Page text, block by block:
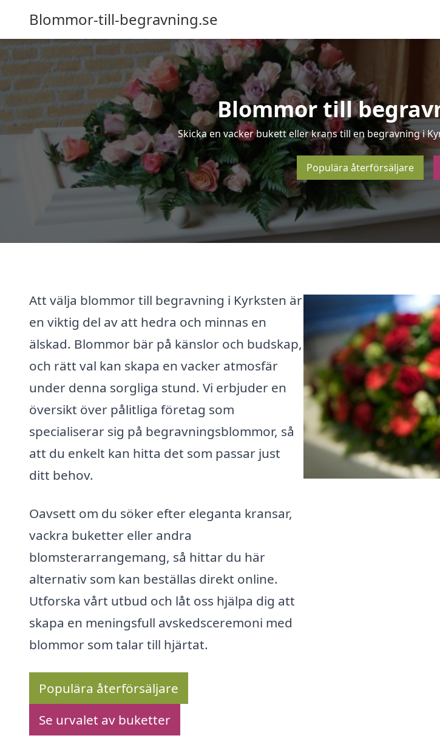
Blommor-till-begravning.se
Blommor till
Skicka en vacker bukett eller krans till en begravning i
Populära återförsäljare
Att välja blommor till begravning i Kyrksten är
en viktig del av att hedra och minnas en
älskad. Blommor bär på känslor och budskap,
och rätt val kan skapa en vacker atmosfär
under denna sorgliga stund. Vi erbjuder en
översikt över pålitliga företag som
specialiserar sig på begravningsblommor, så
att du enkelt kan hitta det som passar just
ditt behov.
Oavsett om du söker efter eleganta kransar,
vackra buketter eller andra
blomsterarrangemang, så hittar du här
alternativ som kan beställas direkt online.
Utforska vårt utbud och låt oss hjälpa dig att
skapa en meningsfull avskedsceremoni med
blommor som talar till hjärtat.
Populära återförsäljare
Se urvalet av buketter